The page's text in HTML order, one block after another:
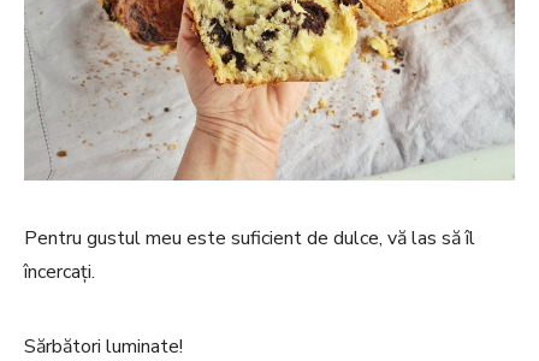
Pentru gustul meu este suficient de dulce, vă las să îl
încercați.
Sărbători luminate!